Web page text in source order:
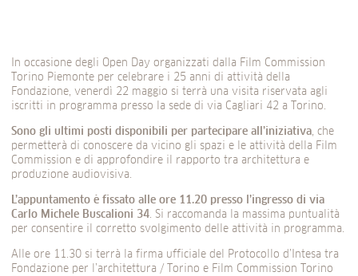
In occasione degli Open Day organizzati dalla Film Commission
Torino Piemonte per celebrare i 25 anni di attività della
Fondazione, venerdì 22 maggio si terrà una visita riservata agli
iscritti in programma presso la sede di via Cagliari 42 a Torino.
Sono gli ultimi posti disponibili per partecipare all’iniziativa, che
permetterà di conoscere da vicino gli spazi e le attività della Film
Commission e di approfondire il rapporto tra architettura e
produzione audiovisiva.
L’appuntamento è fissato alle ore 11.20 presso l’ingresso di via
Carlo Michele Buscalioni 34. Si raccomanda la massima puntualità
per consentire il corretto svolgimento delle attività in programma.
Alle ore 11.30 si terrà la firma ufficiale del Protocollo d’Intesa tra
Fondazione per l’architettura / Torino e Film Commission Torino